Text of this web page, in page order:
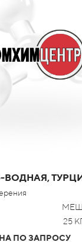
ВОДНАЯ,
25
ПО ЗАПРОСУ